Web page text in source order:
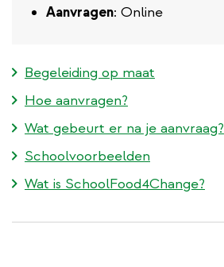
Aanvragen: Online
Begeleiding op maat
Hoe aanvragen?
Wat gebeurt er na je aanvraag?
Schoolvoorbeelden
Wat is SchoolFood4Change?